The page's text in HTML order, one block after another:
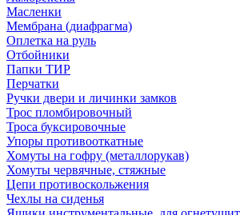
Масленки
Мембрана (диафрагма)
Оплетка на руль
Отбойники
Папки ТИР
Перчатки
Ручки двери и личинки замков
Трос пломбировочный
Троса буксировочные
Упоры противооткатные
Хомуты на гофру (металлорукав)
Хомуты червячные, стяжные
Цепи противоскольжения
Чехлы на сиденья